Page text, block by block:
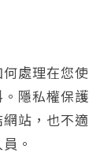
處理在您使
隱私權保護
站，也不適
。